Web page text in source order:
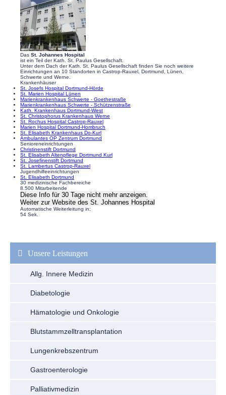
Das St. Johannes Hospital
ist ein Teil der Kath. St. Paulus Gesellschaft.
Unter dem Dach der Kath. St. Paulus Gesellschaft finden Sie noch weitere
Einrichtungen an 10 Standorten in Castrop-Rauxel, Dortmund, Lünen,
Schwerte und Werne.
Krankenhäuser
St. Josefs Hospital Dortmund-Hörde
St. Marien Hospital Lünen
Marienkrankenhaus Schwerte - Goethestraße
Marienkrankenhaus Schwerte - Schützenstraße
Kath. Krankenhaus Dortmund-West
St. Christophorus Krankenhaus Werne
St. Rochus Hospital Castrop-Rauxel
Marien Hospital Dortmund-Hombruch
St. Elisabeth Krankenhaus Do-Kurl
Ambulantes OP Zentrum Dortmund
Senioreneinrichtungen
Christinenstift Dortmund
St. Elisabeth Altenpflege Dortmund Kurl
St. Josefinenstift Dortmund
St. Lambertus Castrop-Rauxel
Jugendhilfeeinrichtungen
St. Elisabeth Dortmund
30 medizinische Fachbereiche
8.500 Mitarbeitende
Diese Info für 30 Tage nicht mehr anzeigen.
Weiter zur Website des St. Johannes Hospital
Automatische Weiterleitung in:
53 Sek.
überspringenUnsere Leistungen
Allg. Innere Medizin
Diabetologie
Hämatologie und Onkologie
Blutstammzelltransplantation
Lungenkrebszentrum
Gastroenterologie
Palliativmedizin